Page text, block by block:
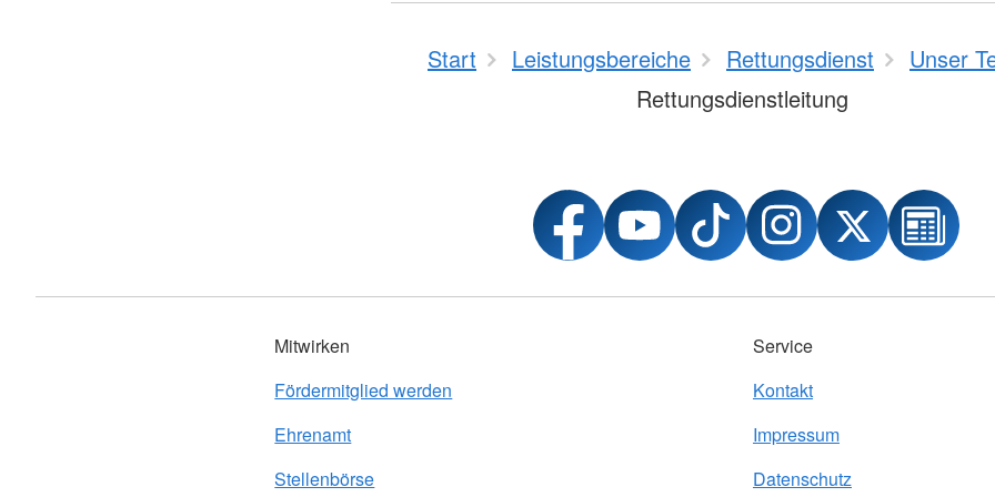
Start Leistungsbereiche Rettungsdienst
Unser
Rettungsdienstleitung
Mitwirken
Fördermitglied werden
Ehrenamt
Stellenbörse
Service
Kontakt
Impressum
Datenschutz